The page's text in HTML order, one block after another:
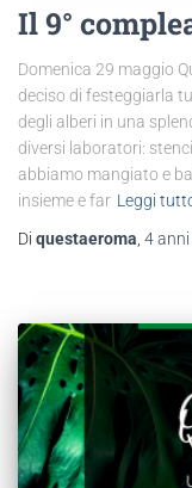
Il 9°
Domenica 29 maggio
deciso di festeggiarla
degli alberi in una
diversi laboratori:
abbiamo mangiato e
insieme e far Leggi
Di questaeroma 4 anni